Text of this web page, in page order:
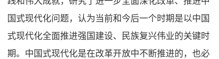
国式现代化问题，认为当前和今后一个时期是以中国
式现代化全面推进强国建设、民族复兴伟业的关键时
期。中国式现代化是在改革开放中不断推进的，也必